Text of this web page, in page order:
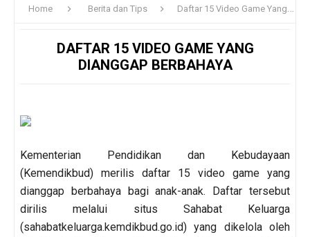
Home Berita dan Tips Daftar 15 Video Game Yang Dianggap Berbahaya
DAFTAR 15 VIDEO GAME YANG
DIANGGAP BERBAHAYA
Kementerian Pendidikan dan Kebudayaan
(Kemendikbud) merilis daftar 15 video game yang
dianggap berbahaya bagi anak-anak. Daftar tersebut
dirilis melalui situs Sahabat Keluarga
(sahabatkeluarga.kemdikbud.go.id) yang dikelola oleh